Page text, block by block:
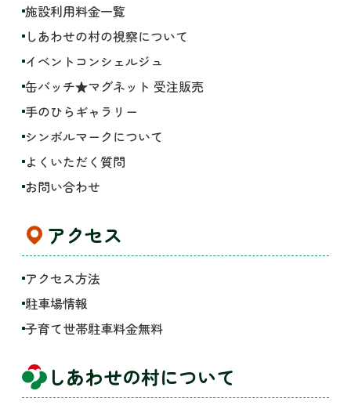
施設利用料金一覧
しあわせの村の視察について
イベントコンシェルジュ
缶バッチ★マグネット 受注販売
手のひらギャラリー
シンボルマークについて
よくいただく質問
お問い合わせ
アクセス
アクセス方法
駐車場情報
子育て世帯駐車料金無料
しあわせの村について